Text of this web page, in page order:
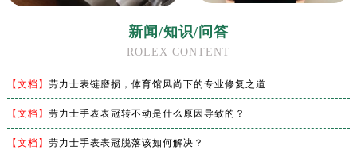
新闻/知识/问答
ROLEX CONTENT
【文档】 劳力士表链磨损，体育馆风尚下的专业修复之道
【文档】 劳力士手表表冠转不动是什么原因导致的？
【文档】 劳力士手表表冠脱落该如何解决？